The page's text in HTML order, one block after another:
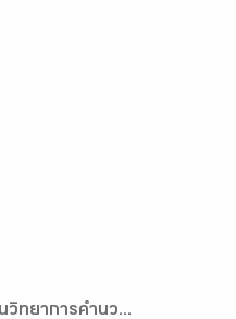
วิทยาการคำนว...